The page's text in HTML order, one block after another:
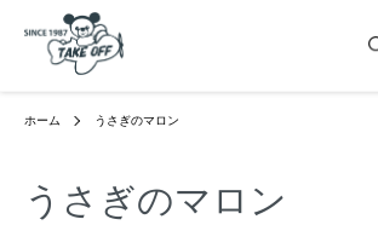
ホーム うさぎのマロン
うさぎのマロン